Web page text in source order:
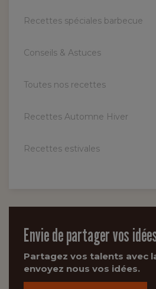
Recettes spéciales barbecue
Conseils & Astuces
Toutes nos recettes
Recettes Automne Hiver
Recettes estivales
Envie de partager vos
Partagez vos talents avec
envoyez nous vos idées.